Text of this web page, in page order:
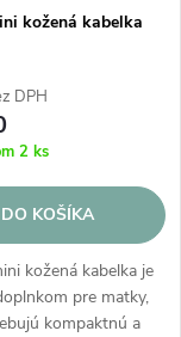
kožená kabelka
DPH
2 ks
DO KOŠÍKA
kožená kabelka je
pre matky,
kompaktnú a